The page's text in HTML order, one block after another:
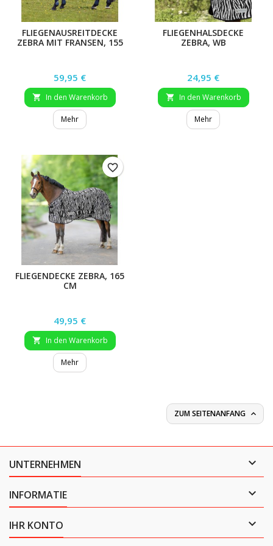
FLIEGENAUSREITDECKE
ZEBRA MIT FRANSEN, 155
Preis
59,95 €
 In den Warenkorb
Mehr
FLIEGENHALSDECKE
ZEBRA, WB
Preis
24,95 €
 In den Warenkorb
Mehr
FLIEGENDECKE ZEBRA, 165
CM
Preis
49,95 €
 In den Warenkorb
Mehr
favorite_border
ZUM SEITENANFANG 
UNTERNEHMEN 
INFORMATIE 
IHR KONTO 